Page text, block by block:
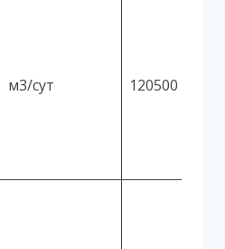
м3/сут 120500